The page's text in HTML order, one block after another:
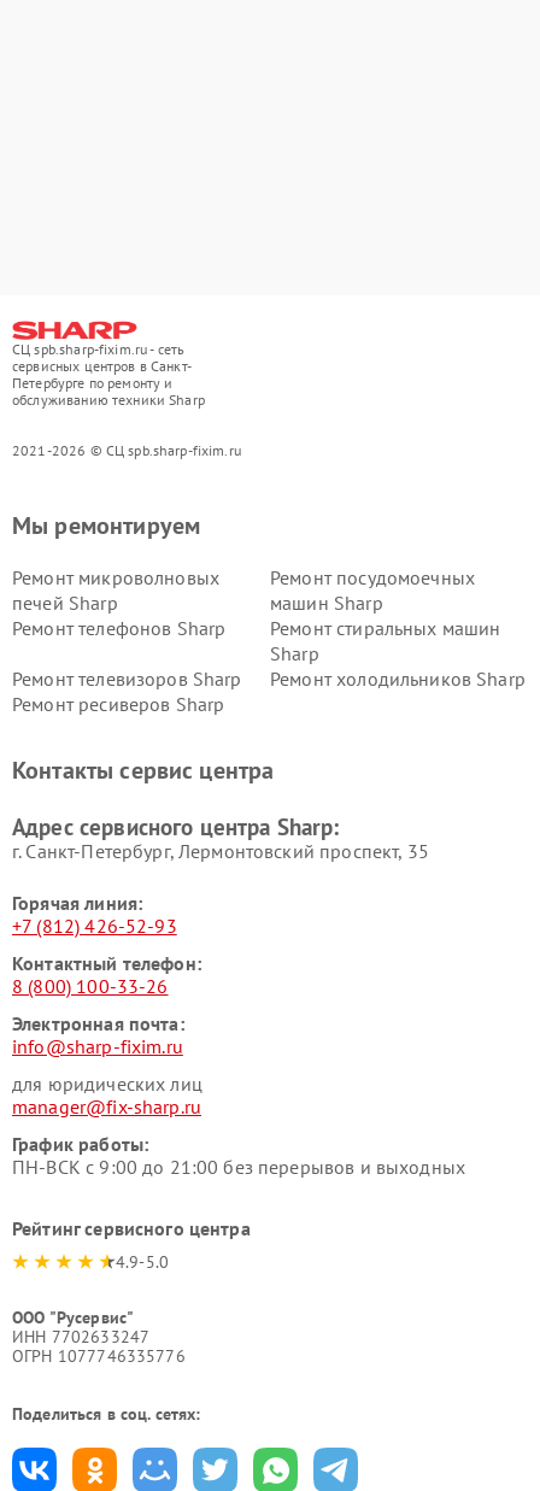
СЦ spb.sharp-fixim.ru - сеть
сервисных центров в Санкт-
Петербурге по ремонту и
обслуживанию техники Sharp
2021-2026 © СЦ spb.sharp-fixim.ru
Мы ремонтируем
Ремонт микроволновых
печей Sharp
Ремонт посудомоечных
машин Sharp
Ремонт телефонов Sharp
Ремонт стиральных машин
Sharp
Ремонт телевизоров Sharp
Ремонт холодильников Sharp
Ремонт ресиверов Sharp
Контакты сервис центра
Адрес сервисного центра Sharp:
г. Санкт-Петербург, Лермонтовский проспект, 35
Горячая линия:
+7 (812) 426-52-93
Контактный телефон:
8 (800) 100-33-26
Электронная почта:
info@sharp-fixim.ru
для юридических лиц
manager@fix-sharp.ru
График работы:
ПН-ВСК с 9:00 до 21:00 без перерывов и выходных
Рейтинг сервисного центра
4.9-5.0
ООО "Русервис"
ИНН 7702633247
ОГРН 1077746335776
Поделиться в соц. сетях: